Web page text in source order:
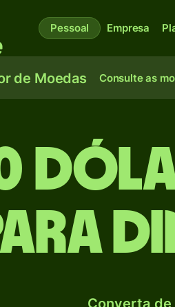
Pessoal Empresa
de Moedas Consulte as
Converta de